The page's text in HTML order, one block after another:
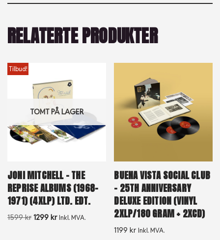
RELATERTE PRODUKTER
TOMT PÅ LAGER
Tilbud!
JONI MITCHELL – THE
REPRISE ALBUMS (1968-
1971) (4XLP) LTD. EDT.
1599kr 1299 kr Inkl. MVA.
BUENA VISTA SOCIAL CLUB
– 25TH ANNIVERSARY
DELUXE EDITION (VINYL
2XLP/180 GRAM + 2XCD)
1199kr Inkl. MVA.